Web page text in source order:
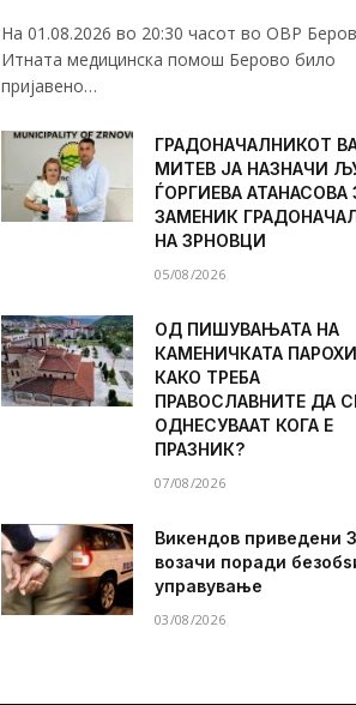
На 01.08.2026 во 20:30 часот во ОВР
Итната медицинска помош Берово било
пријавено…
ГРАДОНАЧАЛНИКОТ
МИТЕВ ЈА НАЗНАЧИ
ЃОРГИЕВА АТАНАСОВА
ЗАМЕНИК
НА ЗРНОВЦИ
05/08/2026
ОД ПИШУВАЊАТА НА
КАМЕНИЧКАТА
КАКО ТРЕБА
ПРАВОСЛАВНИТЕ ДА
ОДНЕСУВААТ КОГА Е
ПРАЗНИК?
07/08/2026
Викендов приведени
возачи поради
управување
03/08/2026